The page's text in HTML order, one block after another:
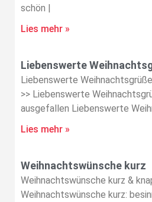
schön |
Lies mehr »
Liebenswerte
Liebenswerte
>> Liebenswerte
ausgefallen Liebenswerte
Lies mehr »
Weihnachtswünsche kurz
Weihnachtswünsche kurz &
Weihnachtswünsche kurz: